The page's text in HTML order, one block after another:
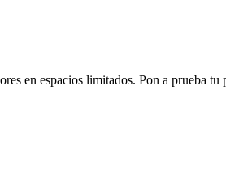
en espacios limitados. Pon a prueba